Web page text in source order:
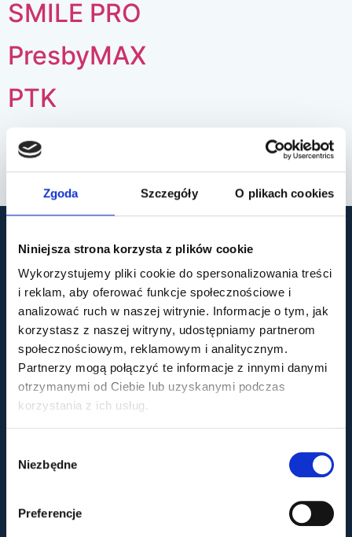
Zgoda Szczegóły O plikach cookies
Niniejsza strona korzysta z plików cookie
Wykorzystujemy pliki cookie do spersonalizowania treści
i reklam, aby oferować funkcje społecznościowe i
analizować ruch w naszej witrynie. Informacje o tym, jak
korzystasz z naszej witryny, udostępniamy partnerom
społecznościowym, reklamowym i analitycznym.
Partnerzy mogą połączyć te informacje z innymi danymi
otrzymanymi od Ciebie lub uzyskanymi podczas
korzystania z ich usług.
zgody
Niezbędne
Preferencje
SMILE PRO
PresbyMAX
PTK
Kontrola I (po korekcji)
Dla pacjenta
Dokumentacja medyczna
Monitoring wizyjny zgodny z RODO
Usługi